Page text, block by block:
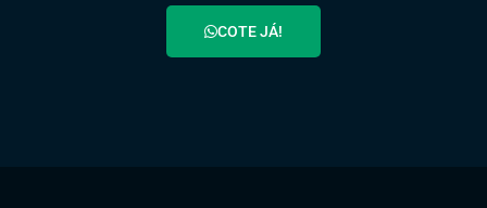
COTE JÁ!